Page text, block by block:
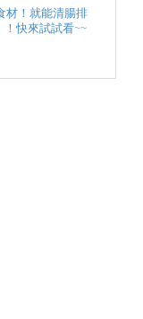
材！就能清腸排
！快來試試看~~